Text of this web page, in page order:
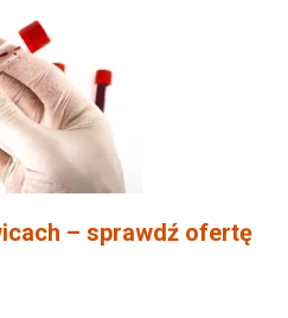
– sprawdź ofertę